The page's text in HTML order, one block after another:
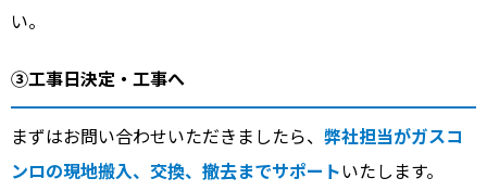
い。
③工事日決定・工事へ
まずはお問い合わせいただきましたら、 弊社担当がガスコ
ンロの現地搬入、交換、撤去までサポート いたします。